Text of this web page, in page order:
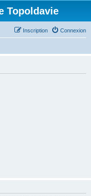
Topoldavie
Connexion
Inscription